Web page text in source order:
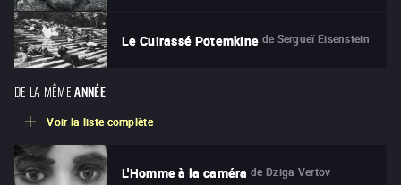
Le Cuirassé Potemkine de Sergueï Eisenstein
DE LA MÊME ANNÉE
Voir la liste complète
L'Homme à la caméra de Dziga Vertov